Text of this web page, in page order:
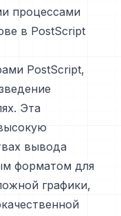
процессами
в PostScript
PostScript,
Эта
вывода
форматом для
графики,